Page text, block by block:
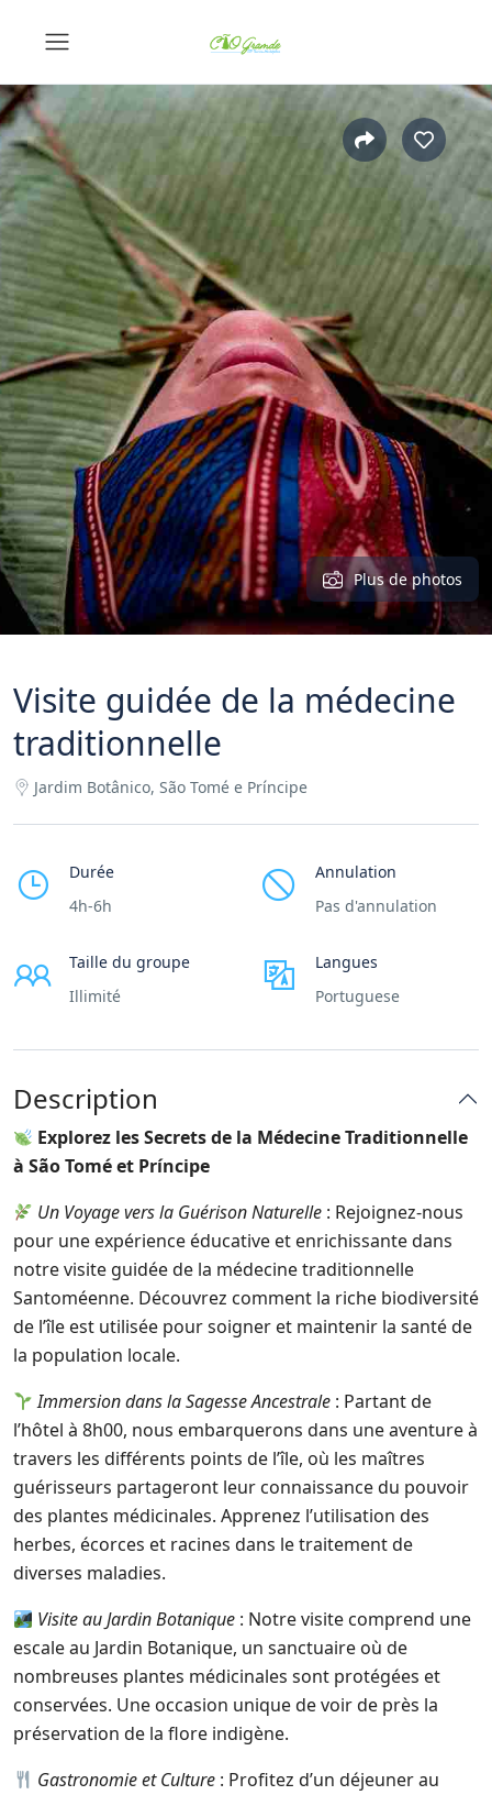
Plus de photos
Visite guidée de la médecine
traditionnelle
Jardim Botânico, São Tomé e Príncipe
Durée
4h-6h
Annulation
Pas d'annulation
Taille du groupe
Illimité
Langues
Portuguese
Description
Explorez les Secrets de la Médecine Traditionnelle
à São Tomé et Príncipe
Un Voyage vers la Guérison Naturelle : Rejoignez-nous
pour une expérience éducative et enrichissante dans
notre visite guidée de la médecine traditionnelle
Santoméenne. Découvrez comment la riche biodiversité
de l’île est utilisée pour soigner et maintenir la santé de
la population locale.
Immersion dans la Sagesse Ancestrale : Partant de
l’hôtel à 8h00, nous embarquerons dans une aventure à
travers les différents points de l’île, où les maîtres
guérisseurs partageront leur connaissance du pouvoir
des plantes médicinales. Apprenez l’utilisation des
herbes, écorces et racines dans le traitement de
diverses maladies.
Visite au Jardin Botanique : Notre visite comprend une
escale au Jardin Botanique, un sanctuaire où de
nombreuses plantes médicinales sont protégées et
conservées. Une occasion unique de voir de près la
préservation de la flore indigène.
Gastronomie et Culture : Profitez d’un déjeuner au